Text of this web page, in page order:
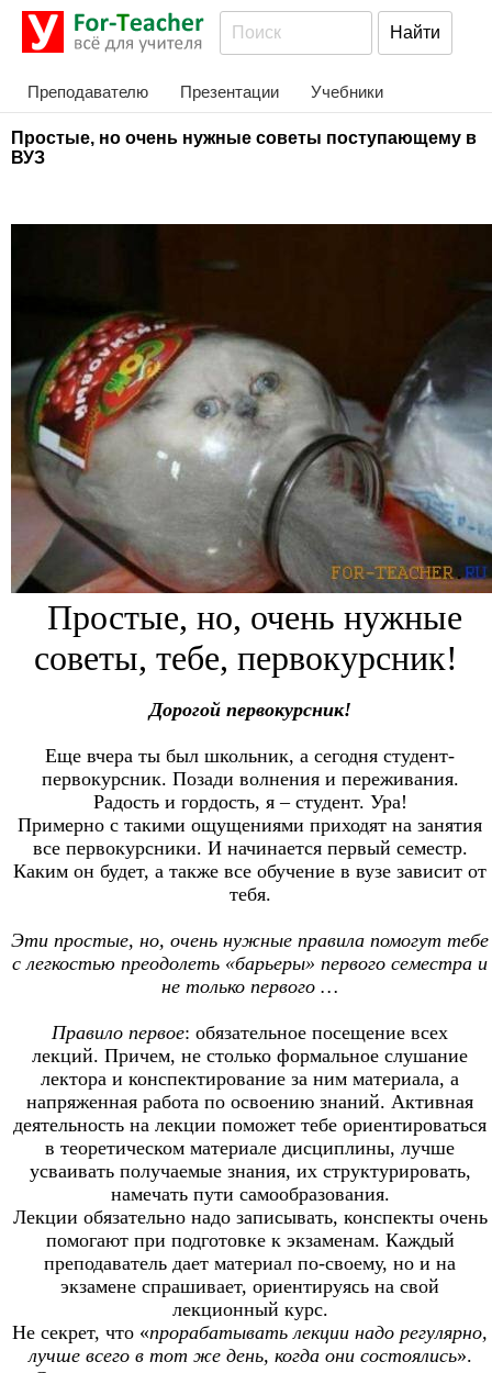
Преподавателю Презентации Учебники
Простые, но очень нужные советы поступающему в
ВУЗ
Простые, но, очень нужные
советы, тебе, первокурсник!
Дорогой первокурсник!
Еще вчера ты был школьник, а сегодня студент-
первокурсник. Позади волнения и переживания.
Радость и гордость, я – студент. Ура!
Примерно с такими ощущениями приходят на занятия
все первокурсники. И начинается первый семестр.
Каким он будет, а также все обучение в вузе зависит от
тебя.
Эти простые, но, очень нужные правила помогут тебе
с легкостью преодолеть «барьеры» первого семестра и
не только первого …
Правило первое: обязательное посещение всех
лекций. Причем, не столько формальное слушание
лектора и конспектирование за ним материала, а
напряженная работа по освоению знаний. Активная
деятельность на лекции поможет тебе ориентироваться
в теоретическом материале дисциплины, лучше
усваивать получаемые знания, их структурировать,
намечать пути самообразования.
Лекции обязательно надо записывать, конспекты очень
помогают при подготовке к экзаменам. Каждый
преподаватель дает материал по-своему, но и на
экзамене спрашивает, ориентируясь на свой
лекционный курс.
Не секрет, что «прорабатывать лекции надо регулярно,
лучше всего в тот же день, когда они состоялись».